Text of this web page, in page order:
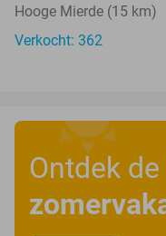
Hooge Mierde (15 km)
Verkocht: 362
Ontdek